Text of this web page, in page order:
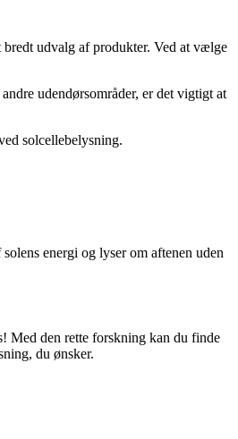
udvalg af produkter. Ved at vælge
udendørsområder, er det vigtigt at
solcellebelysning.
energi og lyser om aftenen uden
Med den rette forskning kan du finde
du ønsker.